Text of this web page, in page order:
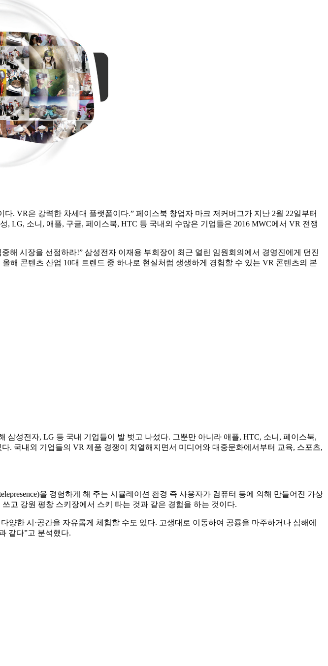
. VR은 강력한 차세대 플랫폼이다.” 페이스북 창업자 마크 저커버그가 지난 2월 22일부터
LG, 소니, 애플, 구글, 페이스북, HTC 등 국내외 수많은 기업들은 2016 MWC에서 VR 전쟁
해 시장을 선점하라!” 삼성전자 이재용 부회장이 최근 열린 임원회의에서 경영진에게 던진
해 콘텐츠 산업 10대 트렌드 중 하나로 현실처럼 생생하게 경험할 수 있는 VR 콘텐츠의 본
성전자, LG 등 국내 기업들이 발 벗고 나섰다. 그뿐만 아니라 애플, HTC, 소니, 페이스북,
. 국내외 기업들의 VR 제품 경쟁이 치열해지면서 미디어와 대중문화에서부터 교육, 스포츠,
을 경험하게 해 주는 시뮬레이션 환경 즉 사용자가 컴퓨터 등에 의해 만들어진 가상
고 강원 평창 스키장에서 스키 타는 것과 같은 경험을 하는 것이다.
양한 시·공간을 자유롭게 체험할 수도 있다. 고생대로 이동하여 공룡을 마주하거나 심해에
같다”고 분석했다.